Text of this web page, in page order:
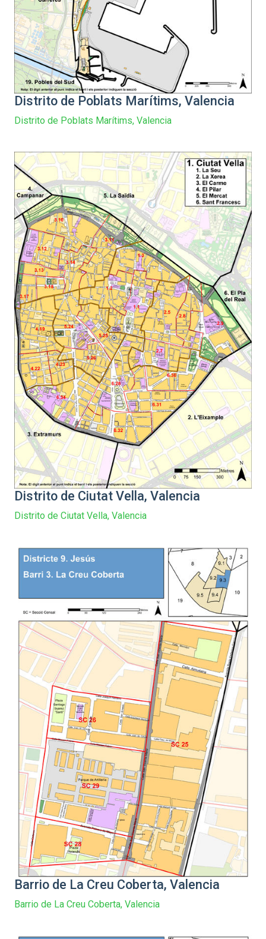
Distrito de Poblats Marítims, Valencia
Distrito de Poblats Marítims, Valencia
Distrito de Ciutat Vella, Valencia
Distrito de Ciutat Vella, Valencia
Barrio de La Creu Coberta, Valencia
Barrio de La Creu Coberta, Valencia